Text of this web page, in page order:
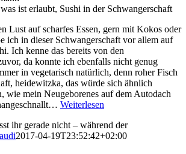
Lust auf scharfes Essen, gern mit Kokos oder
ich in dieser Schwangerschaft vor allem auf
Ich kenne das bereits von den
da konnte ich ebenfalls nicht genug
in vegetarisch natürlich, denn roher Fisch
heidewitzka, das würde sich ähnlich
wie mein Neugeborenes auf dem Autodach
Weiterlesen
ihr gerade nicht – während der
2017-04-19T23:52:42+02:00